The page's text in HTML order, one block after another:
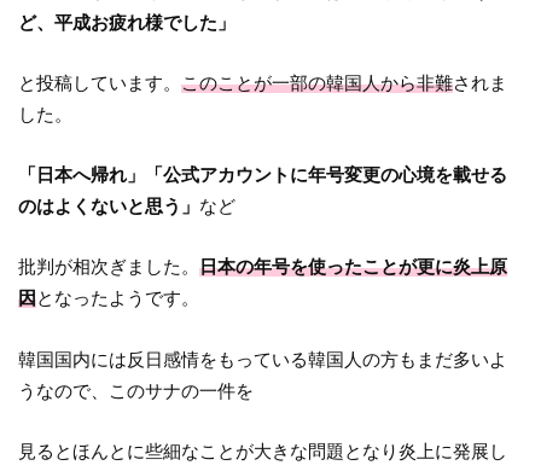
ど、平成お疲れ様でした」
と投稿しています。このことが一部の韓国人から非難されま
した。
「日本へ帰れ」「公式アカウントに年号変更の心境を載せる
のはよくないと思う」 など
批判が相次ぎました。日本の年号を使ったことが更に炎上原
因となったようです。
韓国国内には反日感情をもっている韓国人の方もまだ多いよ
うなので、このサナの一件を
見るとほんとに些細なことが大きな問題となり炎上に発展し